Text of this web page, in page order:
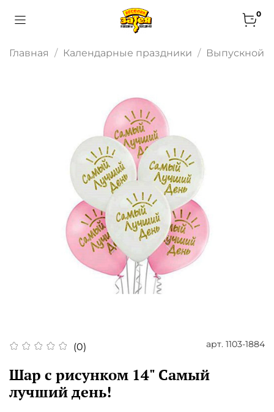
0
Главная Календарные праздники Выпускной
(0) арт. 1103-1884
Шар с рисунком 14" Самый
лучший день!